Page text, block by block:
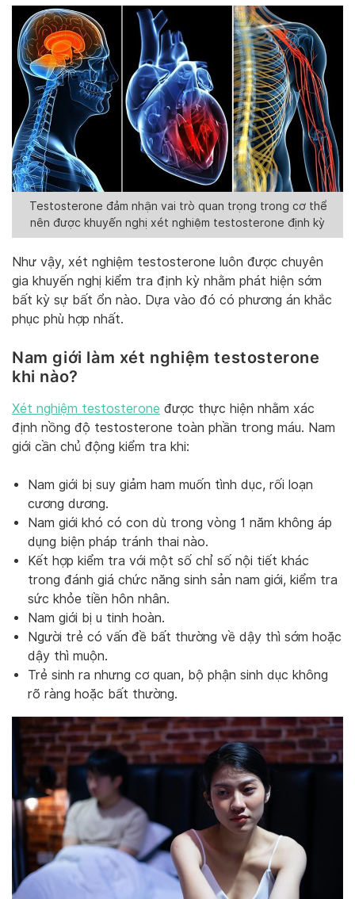
Testosterone đảm nhận vai trò quan trọng trong cơ thể
nên được khuyến nghị xét nghiệm testosterone định kỳ
Như vậy, xét nghiệm testosterone luôn được chuyên
gia khuyến nghị kiểm tra định kỳ nhằm phát hiện sớm
bất kỳ sự bất ổn nào. Dựa vào đó có phương án khắc
phục phù hợp nhất.
Nam giới làm xét nghiệm testosterone
khi nào?
Xét nghiệm testosterone được thực hiện nhằm xác
định nồng độ testosterone toàn phần trong máu. Nam
giới cần chủ động kiểm tra khi:
Nam giới bị suy giảm ham muốn tình dục, rối loạn
cương dương.
Nam giới khó có con dù trong vòng 1 năm không áp
dụng biện pháp tránh thai nào.
Kết hợp kiểm tra với một số chỉ số nội tiết khác
trong đánh giá chức năng sinh sản nam giới, kiểm tra
sức khỏe tiền hôn nhân.
Nam giới bị u tinh hoàn.
Người trẻ có vấn đề bất thường về dậy thì sớm hoặc
dậy thì muộn.
Trẻ sinh ra nhưng cơ quan, bộ phận sinh dục không
rõ ràng hoặc bất thường.